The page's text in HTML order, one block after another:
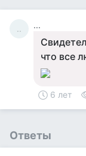
.. ...
что все
6 лет
Ответы